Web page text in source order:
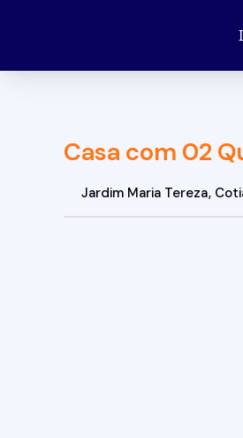
Casa com 02
Jardim Maria Tereza,